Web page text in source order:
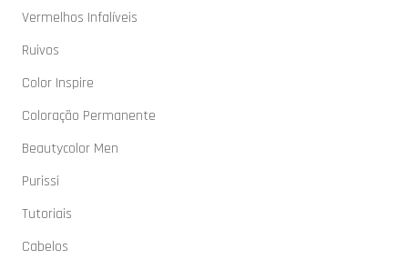
Vermelhos Infalíveis
Ruivos
Color Inspire
Coloração Permanente
Beautycolor Men
Purissi
Tutoriais
Cabelos